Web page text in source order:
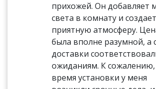
прихожей. Он добавляет
света в комнату и создает
приятную атмосферу.
была вполне разумной, а
доставки
ожиданиям. К
время установки у меня